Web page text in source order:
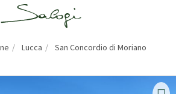
Lucca
San Concordio di Moriano